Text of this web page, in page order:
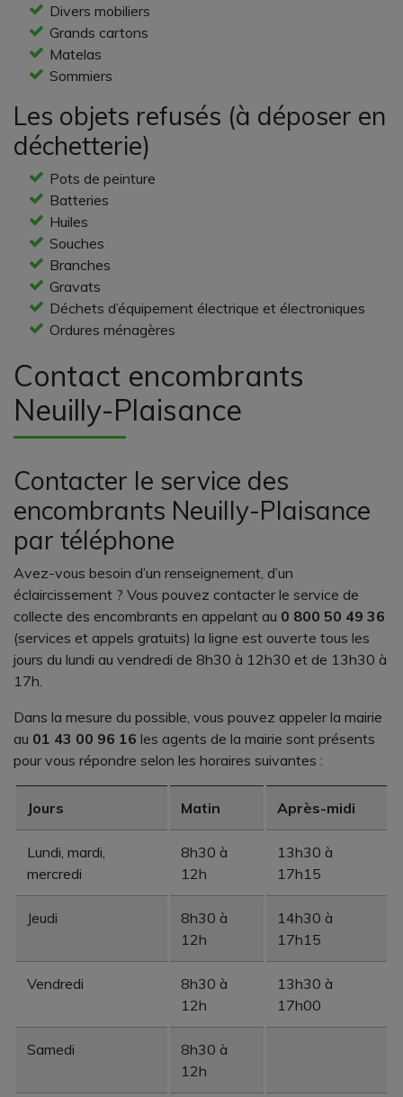
Divers mobiliers
Grands cartons
Matelas
Sommiers
Les objets refusés (à déposer en
déchetterie)
Pots de peinture
Batteries
Huiles
Souches
Branches
Gravats
Déchets d’équipement électrique et électroniques
Ordures ménagères
Contact encombrants
Neuilly-Plaisance
Contacter le service des
encombrants Neuilly-Plaisance
par téléphone
Avez-vous besoin d’un renseignement, d’un
éclaircissement ? Vous pouvez contacter le service de
collecte des encombrants en appelant au 0 800 50 49 36
(services et appels gratuits) la ligne est ouverte tous les
jours du lundi au vendredi de 8h30 à 12h30 et de 13h30 à
17h.
Dans la mesure du possible, vous pouvez appeler la mairie
au 01 43 00 96 16 les agents de la mairie sont présents
pour vous répondre selon les horaires suivantes :
Jours Matin Après-midi
Lundi, mardi,
mercredi
8h30 à
12h
13h30 à
17h15
Jeudi
8h30 à
12h
14h30 à
17h15
Vendredi
8h30 à
12h
13h30 à
17h00
Samedi
8h30 à
12h